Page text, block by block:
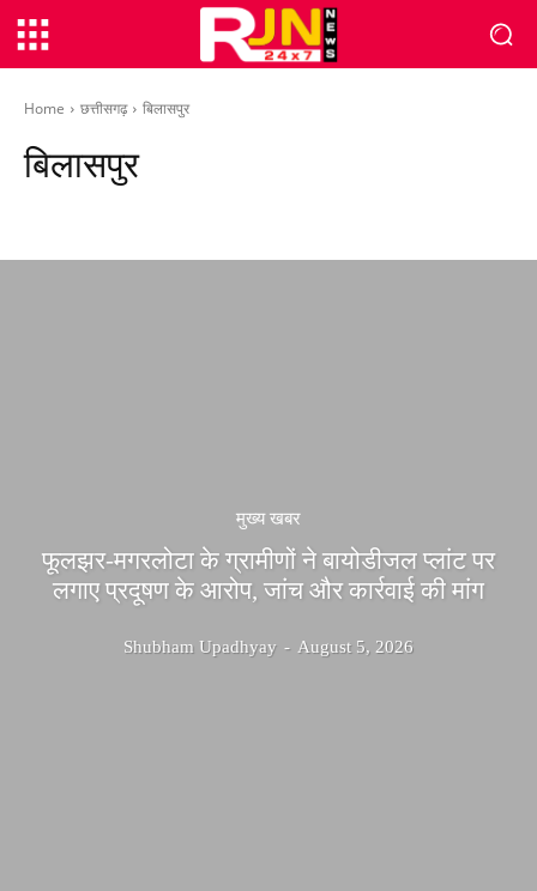
Home छत्तीसगढ़ बिलासपुर
बिलासपुर
मुख्य खबर
फूलझर-मगरलोटा के ग्रामीणों ने बायोडीजल प्लांट पर
लगाए प्रदूषण के आरोप, जांच और कार्रवाई की मांग
Shubham Upadhyay - August 5, 2026